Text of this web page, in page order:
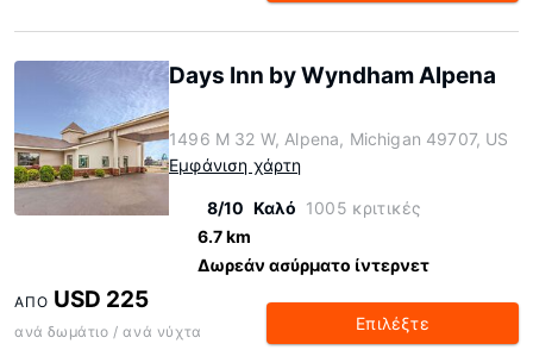
Days Inn by Wyndham Alpena
1496 M 32 W, Alpena, Michigan 49707, US
Εμφάνιση χάρτη
8/10 Καλό 1005 κριτικές
6.7 km
Δωρεάν ασύρματο ίντερνετ
ΑΠΌ USD 225
ανά δωμάτιο / ανά νύχτα Επιλέξτε